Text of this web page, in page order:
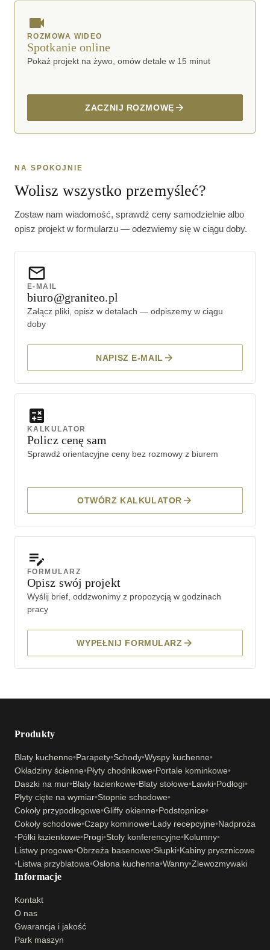
ROZMOWA WIDEO
Spotkanie online
Pokaż projekt na żywo, omów detale w 15 minut
ZACZNIJ ROZMOWĘ
NA SPOKOJNIE
Wolisz wszystko przemyśleć?
Zostaw nam wiadomość, sprawdź ceny samodzielnie albo
opisz projekt w formularzu — odezwiemy się w ciągu doby.
E-MAIL
biuro@graniteo.pl
Załącz pliki, opisz w detalach — odpiszemy w ciągu
doby
NAPISZ E-MAIL
KALKULATOR
Policz cenę sam
Sprawdź orientacyjne ceny bez rozmowy z biurem
OTWÓRZ KALKULATOR
FORMULARZ
Opisz swój projekt
Wyślij brief, oddzwonimy z propozycją w godzinach
pracy
WYPEŁNIJ FORMULARZ
Produkty
Blaty kuchenne•Parapety•Schody•Wyspy kuchenne•
Okładziny ścienne•Płyty chodnikowe•Portale kominkowe•
Daszki na mur•Blaty łazienkowe•Blaty stołowe•Ławki•Podłogi•
Płyty cięte na wymiar•Stopnie schodowe•
Cokoły przypodłogowe•Gliffy okienne•Podstopnice•
Cokoły schodowe•Czapy kominowe•Lady recepcyjne•Nadproża
•Półki łazienkowe•Progi•Stoły konferencyjne•Kolumny•
Listwy progowe•Obrzeża basenowe•Słupki•Kabiny prysznicowe
•Listwa przyblatowa•Osłona kuchenna•Wanny•Zlewozmywaki
Informacje
Kontakt
O nas
Gwarancja i jakość
Park maszyn